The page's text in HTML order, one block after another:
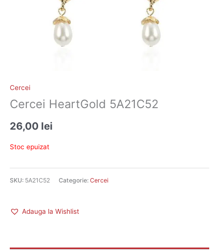
Cercei
Cercei HeartGold 5A21C52
26,00 lei
Stoc epuizat
SKU: 5A21C52 Categorie: Cercei
Adauga la Wishlist